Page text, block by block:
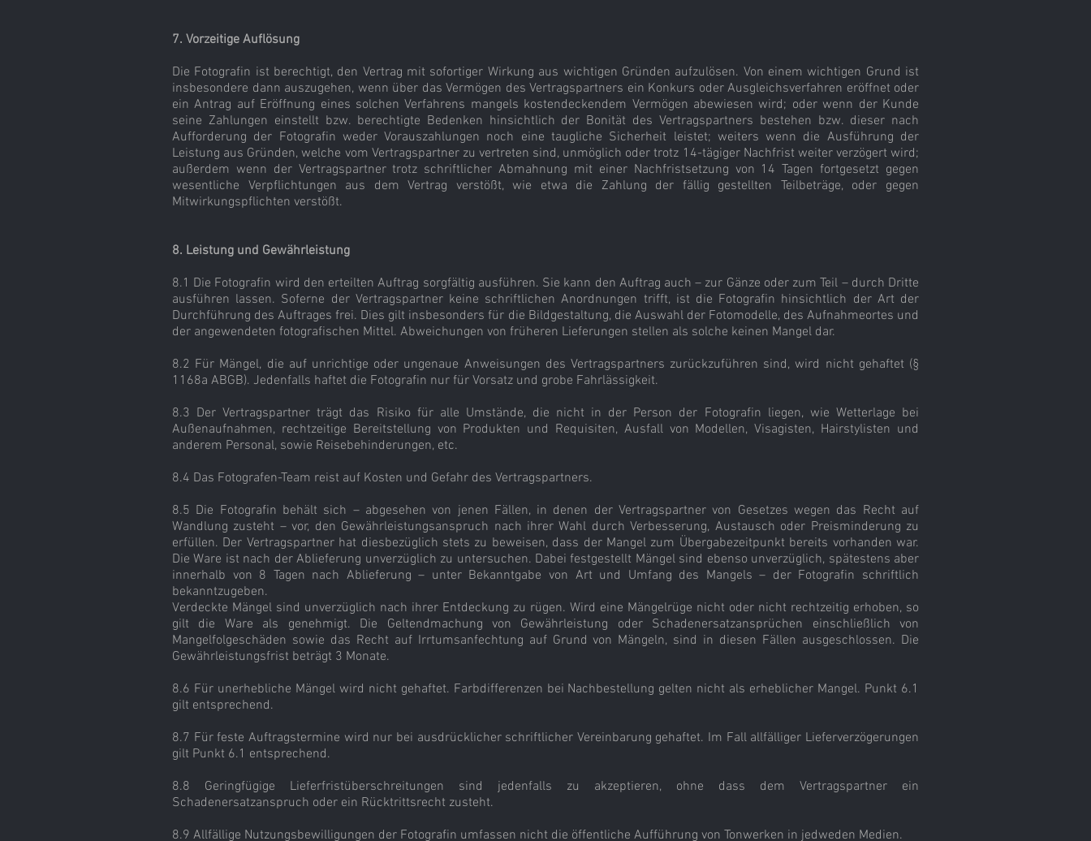
7. Vorzeitige Auflösung
Die Fotografin ist berechtigt, den Vertrag mit sofortiger Wirkung aus wichtigen Gründen aufzulösen. Von einem wichtigen Grund ist
insbesondere dann auszugehen, wenn über das Vermögen des Vertragspartners ein Konkurs oder Ausgleichsverfahren eröffnet oder
ein Antrag auf Eröffnung eines solchen Verfahrens mangels kostendeckendem Vermögen abewiesen wird; oder wenn der Kunde
seine Zahlungen einstellt bzw. berechtigte Bedenken hinsichtlich der Bonität des Vertragspartners bestehen bzw. dieser nach
Aufforderung der Fotografin weder Vorauszahlungen noch eine taugliche Sicherheit leistet; weiters wenn die Ausführung der
Leistung aus Gründen, welche vom Vertragspartner zu vertreten sind, unmöglich oder trotz 14-tägiger Nachfrist weiter verzögert wird;
außerdem wenn der Vertragspartner trotz schriftlicher Abmahnung mit einer Nachfristsetzung von 14 Tagen fortgesetzt gegen
wesentliche Verpflichtungen aus dem Vertrag verstößt, wie etwa die Zahlung der fällig gestellten Teilbeträge, oder gegen
Mitwirkungspflichten verstößt.
8. Leistung und Gewährleistung
8.1 Die Fotografin wird den erteilten Auftrag sorgfältig ausführen. Sie kann den Auftrag auch – zur Gänze oder zum Teil – durch Dritte
ausführen lassen. Soferne der Vertragspartner keine schriftlichen Anordnungen trifft, ist die Fotografin hinsichtlich der Art der
Durchführung des Auftrages frei. Dies gilt insbesonders für die Bildgestaltung, die Auswahl der Fotomodelle, des Aufnahmeortes und
der angewendeten fotografischen Mittel. Abweichungen von früheren Lieferungen stellen als solche keinen Mangel dar.
8.2 Für Mängel, die auf unrichtige oder ungenaue Anweisungen des Vertragspartners zurückzuführen sind, wird nicht gehaftet (§
1168a ABGB). Jedenfalls haftet die Fotografin nur für Vorsatz und grobe Fahrlässigkeit.
8.3 Der Vertragspartner trägt das Risiko für alle Umstände, die nicht in der Person der Fotografin liegen, wie Wetterlage bei
Außenaufnahmen, rechtzeitige Bereitstellung von Produkten und Requisiten, Ausfall von Modellen, Visagisten, Hairstylisten und
anderem Personal, sowie Reisebehinderungen, etc.
8.4 Das Fotografen-Team reist auf Kosten und Gefahr des Vertragspartners.
8.5 Die Fotografin behält sich – abgesehen von jenen Fällen, in denen der Vertragspartner von Gesetzes wegen das Recht auf
Wandlung zusteht – vor, den Gewährleistungsanspruch nach ihrer Wahl durch Verbesserung, Austausch oder Preisminderung zu
erfüllen. Der Vertragspartner hat diesbezüglich stets zu beweisen, dass der Mangel zum Übergabezeitpunkt bereits vorhanden war.
Die Ware ist nach der Ablieferung unverzüglich zu untersuchen. Dabei festgestellt Mängel sind ebenso unverzüglich, spätestens aber
innerhalb von 8 Tagen nach Ablieferung – unter Bekanntgabe von Art und Umfang des Mangels – der Fotografin schriftlich
bekanntzugeben.
Verdeckte Mängel sind unverzüglich nach ihrer Entdeckung zu rügen. Wird eine Mängelrüge nicht oder nicht rechtzeitig erhoben, so
gilt die Ware als genehmigt. Die Geltendmachung von Gewährleistung oder Schadenersatzansprüchen einschließlich von
Mangelfolgeschäden sowie das Recht auf Irrtumsanfechtung auf Grund von Mängeln, sind in diesen Fällen ausgeschlossen. Die
Gewährleistungsfrist beträgt 3 Monate.
8.6 Für unerhebliche Mängel wird nicht gehaftet. Farbdifferenzen bei Nachbestellung gelten nicht als erheblicher Mangel. Punkt 6.1
gilt entsprechend.
8.7 Für feste Auftragstermine wird nur bei ausdrücklicher schriftlicher Vereinbarung gehaftet. Im Fall allfälliger Lieferverzögerungen
gilt Punkt 6.1 entsprechend.
8.8 Geringfügige Lieferfristüberschreitungen sind jedenfalls zu akzeptieren, ohne dass dem Vertragspartner ein
Schadenersatzanspruch oder ein Rücktrittsrecht zusteht.
8.9 Allfällige Nutzungsbewilligungen der Fotografin umfassen nicht die öffentliche Aufführung von Tonwerken in jedweden Medien.